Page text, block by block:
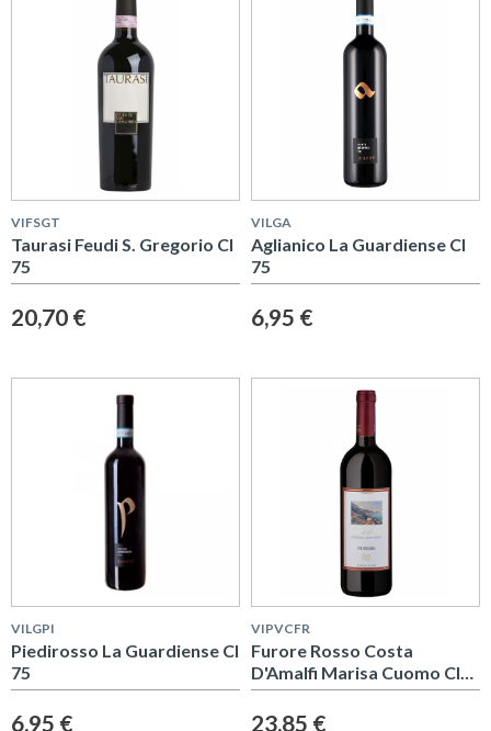
VIFSGT
Taurasi Feudi S. Gregorio Cl
75
20,70 €
VILGA
Aglianico La Guardiense Cl
75
6,95 €
VILGPI
Piedirosso La Guardiense Cl
75
6,95 €
VIPVCFR
Furore Rosso Costa
D'Amalfi Marisa Cuomo Cl
75
23,85 €